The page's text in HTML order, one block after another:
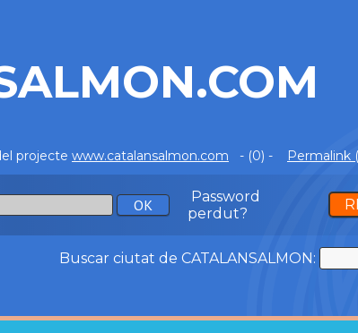
projecte www.catalansalmon.com - (0) - Permalink
Password
perdut?
Buscar ciutat de CATALANSALMON: